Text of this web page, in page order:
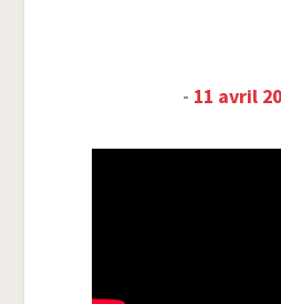
- 11 avril